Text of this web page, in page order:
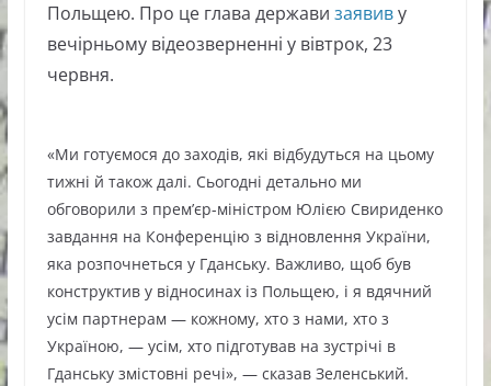
Польщею. Про це глава держави заявиву
вечірньому відеозверненні у вівтрок, 23
червня.
«Ми готуємося до заходів, які відбудуться на цьому
тижні й також далі. Сьогодні детально ми
обговорили з прем’єр-міністром Юлією Свириденко
завдання на Конференцію з відновлення України,
яка розпочнеться у Гданську. Важливо, щоб був
конструктив у відносинах із Польщею, і я вдячний
усім партнерам — кожному, хто з нами, хто з
Україною, — усім, хто підготував на зустрічі в
Гданську змістовні речі», — сказав Зеленський.